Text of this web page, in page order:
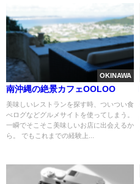
OKINAWA
南沖縄の絶景カフェOOLOO
美味しいレストランを探す時、ついつい食
べログなどグルメサイトを使ってしまう。
一瞬でそこそこ美味しいお店に出会えるか
ら。 でもこれまでの経験上...